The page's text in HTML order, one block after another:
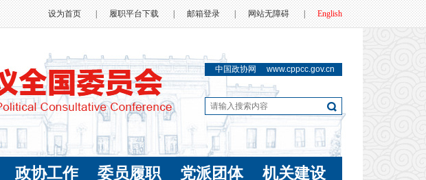
设为首页 履职平台下载 | 邮箱登录 网站无障碍 | English
中国政协网 www.cppcc.gov.cn
政协工作 委员履职 党派团体 机关建设